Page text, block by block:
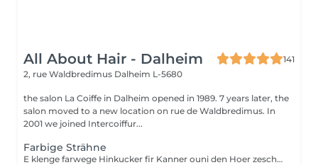
All About Hair - Dalheim
141
2, rue Waldbredimus Dalheim L-5680
the salon La Coiffe in Dalheim opened in 1989. 7 years later, the
salon moved to a new location on rue de Waldbredimus. In
2001 we joined Intercoiffur...
Farbige Strähne
E klenge farwege Hinkucker fir Kanner ouni den Hoer zeschueden